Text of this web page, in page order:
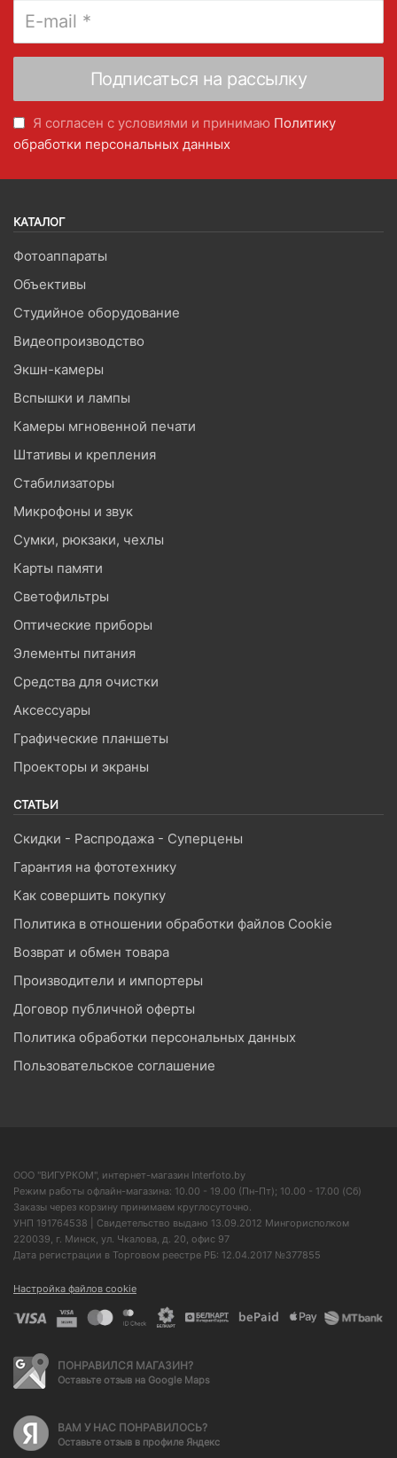
Я согласен с условиями и принимаю Политику
обработки персональных данных
КАТАЛОГ
Фотоаппараты
Объективы
Студийное оборудование
Видеопроизводство
Экшн-камеры
Вспышки и лампы
Камеры мгновенной печати
Штативы и крепления
Стабилизаторы
Микрофоны и звук
Сумки, рюкзаки, чехлы
Карты памяти
Светофильтры
Оптические приборы
Элементы питания
Средства для очистки
Аксессуары
Графические планшеты
Проекторы и экраны
СТАТЬИ
Скидки - Распродажа - Суперцены
Гарантия на фототехнику
Как совершить покупку
Политика в отношении обработки файлов Cookie
Возврат и обмен товара
Производители и импортеры
Договор публичной оферты
Политика обработки персональных данных
Пользовательское соглашение
ООО "ВИГУРКОМ", интернет-магазин Interfoto.by
Режим работы офлайн-магазина: 10.00 - 19.00 (Пн-Пт); 10.00 - 17.00 (Сб)
Заказы через корзину принимаем круглосуточно.
УНП 191764538 | Свидетельство выдано 13.09.2012 Мингорисполком
220039, г. Минск, ул. Чкалова, д. 20, офис 97
Дата регистрации в Торговом реестре РБ: 12.04.2017 №377855
Настройка файлов cookie
ПОНРАВИЛСЯ МАГАЗИН?
Оставьте отзыв на Google Maps
ВАМ У НАС ПОНРАВИЛОСЬ?
Оставьте отзыв в профиле Яндекс